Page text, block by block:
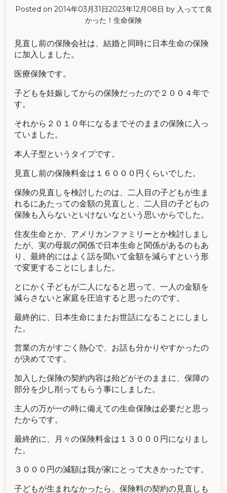
Posted on 2014年03月31日2023年12月08日 by 入ってて良
かった！生命保険
見直し前の保険会社は、結婚と同時に日本生命の保険
に加入しました。
医療保険です。
子どもを妊娠してからの保険だったので２００４年で
す。
それから２０１０年になるまでそのままの保険に入っ
ていました。
本人子型というタイプです。
見直し前の保険料金は１６０００円くらいでした。
保険の見直しを検討したのは、二人目の子どもが生ま
れるにあたっての金額の見直しと、二人目の子どもの
保険も入らないといけないなという思いからでした。
住友生命とか、アメリカンファミリーとか検討しまし
たが、実の母親の関係で日本生命と関係があるのもあ
り、最終的にはよく話を聞いて金額を減らすという形
で変更することにしました。
とにかく子どもが二人になると思って、一人の金額を
減らさないと家庭を圧迫すると思ったのです。
最終的に、日本生命にまたお世話になることにしまし
た。
営業の方がすごく熱心で、お話も分かりやすかったの
が決めてです。
加入した保険の契約内容は殆どがそのままに、保障の
部分を少し削ってもらう事にしました。
主人の万が一の時に備えての生命保険は必要だと思っ
たからです。
最終的に、月々の保険料金は１３０００円になりまし
た。
３０００円の減額は我が家にとって大きかったです。
子どもが生まれなかったら、保険料の契約の見直しも